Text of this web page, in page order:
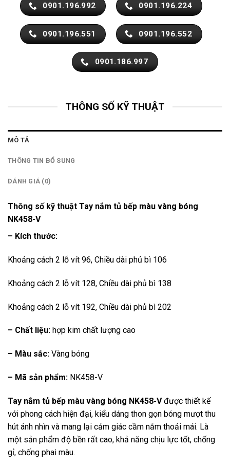
0901.196.992 0901.196.224
0901.196.551 0901.196.552
0901.186.997
THÔNG SỐ KỸ THUẬT
MÔ TẢ
THÔNG TIN BỔ SUNG
ĐÁNH GIÁ (0)
Thông số kỹ thuật Tay nắm tủ bếp màu vàng bóng
NK458-V
– Kích thước:
Khoảng cách 2 lỗ vít 96, Chiều dài phủ bì 106
Khoảng cách 2 lỗ vít 128, Chiều dài phủ bì 138
Khoảng cách 2 lỗ vít 192, Chiều dài phủ bì 202
– Chất liệu: hợp kim chất lượng cao
– Màu sắc: Vàng bóng
– Mã sản phẩm: NK458-V
Tay nắm tủ bếp màu vàng bóng NK458-Vđược thiết kế
với phong cách hiện đại, kiểu dáng thon gọn bóng mượt thu
hút ánh nhìn và mang lại cảm giác cầm nắm thoải mái. Là
một sản phẩm độ bền rất cao, khả năng chịu lực tốt, chống
gỉ, chống phai màu.